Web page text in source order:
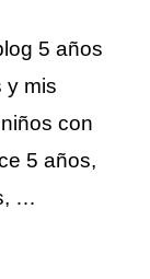
5 años
y mis
con
5 años,
…